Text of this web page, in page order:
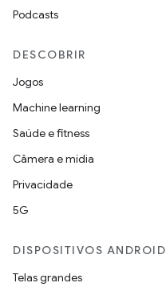
Podcasts
DESCOBRIR
Jogos
Machine learning
Saúde e fitness
Câmera e mídia
Privacidade
5G
DISPOSITIVOS ANDROID
Telas grandes